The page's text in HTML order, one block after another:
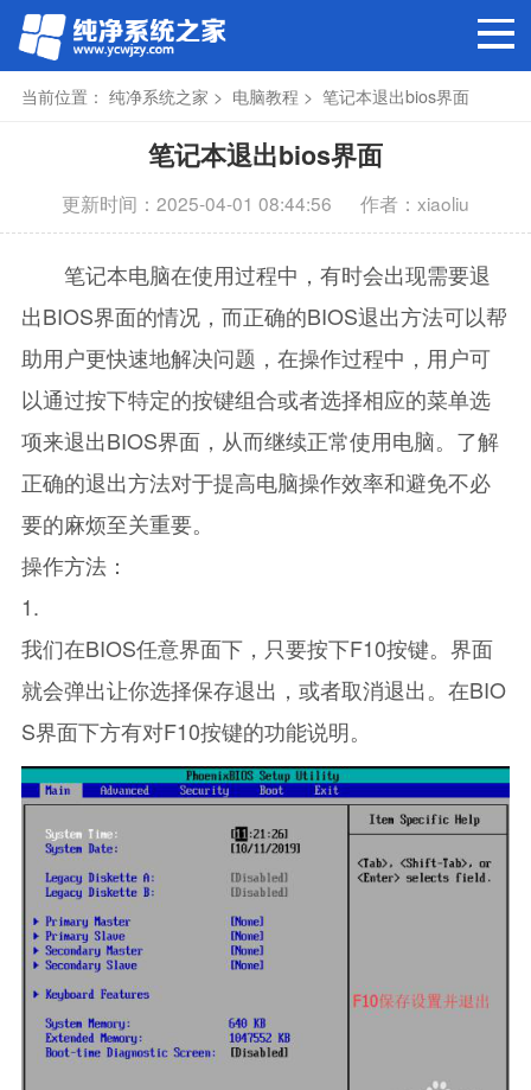
当前位置： 纯净系统之家 > 电脑教程 > 笔记本退出bios界面
笔记本退出bios界面
更新时间：2025-04-01 08:44:56 作者：xiaoliu
笔记本电脑在使用过程中，有时会出现需要退
出BIOS界面的情况，而正确的BIOS退出方法可以帮
助用户更快速地解决问题，在操作过程中，用户可
以通过按下特定的按键组合或者选择相应的菜单选
项来退出BIOS界面，从而继续正常使用电脑。了解
正确的退出方法对于提高电脑操作效率和避免不必
要的麻烦至关重要。
操作方法：
1.
我们在BIOS任意界面下，只要按下F10按键。界面
就会弹出让你选择保存退出，或者取消退出。在BIO
S界面下方有对F10按键的功能说明。